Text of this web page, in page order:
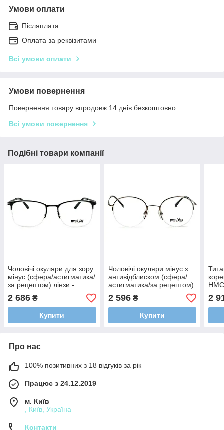
Умови оплати
Післяплата
Оплата за реквізитами
Всі умови оплати
Умови повернення
Повернення товару впродовж 14 днів безкоштовно
Всі умови повернення
Подібні товари компанії
Чоловічі окуляри для зору
мінус (сфера/астигматика/
за рецептом) лінзи -
Корея з покриттями HMC,
EMI та UV400
2 686 ₴
Купити
Чоловічі окуляри мінус з
антивідблиском (сфера/
астигматика/за рецептом)
лінзи - Корея з покриттями
HMC, EMI та UV400
2 596₴
Купити
2
Про нас
100% позитивних з 18 відгуків за рік
Працює з 24.12.2019
м. Київ
, Київ, Україна
Контакти